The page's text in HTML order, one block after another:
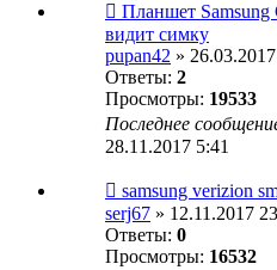
Планшет Samsung
видит симку
pupan42 »
Ответы: 2
Просмотры: 19533
Последнее
28.11.2017 5:41
samsung verizion
serj67 » 12.11.2017
Ответы: 0
Просмотры: 16532